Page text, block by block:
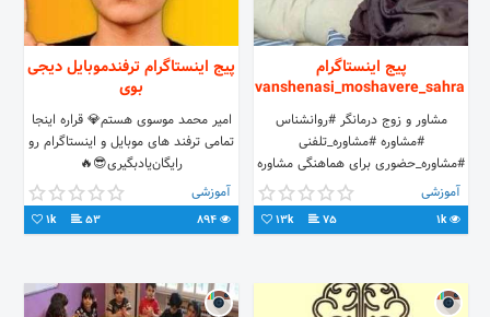
پیج اینستاگرام
ravanshenasi_moshavere_sahra
مشاور و زوج درمانگر #روانشناس
#مشاوره #مشاوره_تلفنی
#مشاوره_حضوری برای هماهنگی مشاوره
با شماره زیر تماس بگیرین 📞
09129224425بازرگان 📍#tehran
آموزشی
1k
75
13k
پیج اینستاگرام ترفندموبایل دیجی
بوی
امیر محمد موسوی هستم💎 قراره اینجا
تمامی ترفند های موبایل و اینستاگرام رو
رایگان‌یادبگیری😎🔥
آموزشی
53
1k